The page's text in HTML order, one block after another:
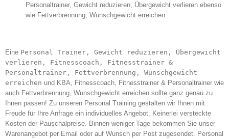
Personaltrainer, Gewicht reduzieren, Übergewicht verlieren ebenso
wie Fettverbrennung, Wunschgewicht erreichen
Eine Personal Trainer, Gewicht reduzieren, Übergewicht
verlieren, Fitnesscoach, Fitnesstrainer &
Personaltrainer, Fettverbrennung, Wunschgewicht
erreichen und KBA, Fitnesscoach, Fitnesstrainer & Personaltrainer wie
auch Fettverbrennung, Wunschgewicht erreichen sollte ganz genau zu
Ihnen passen! Zu unseren Personal Training gestalten wir Ihnen mit
Freude für Ihre Anfrage ein individuelles Angebot. Keinerlei versteckte
Kosten der Pauschalpreise. Binnen weniger Tage bekommen Sie unser
Warenangebot per Email oder auf Wunsch per Post zugesendet. Personal